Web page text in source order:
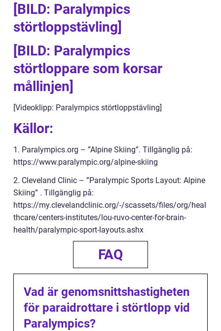
[BILD: Paralympics
störtloppstävling]
[BILD: Paralympics
störtloppare som korsar
mållinjen]
[Videoklipp: Paralympics störtloppstävling]
Källor:
1. Paralympics.org – ”Alpine Skiing”. Tillgänglig på:
https://www.paralympic.org/alpine-skiing
2. Cleveland Clinic – ”Paralympic Sports Layout: Alpine
Skiing” . Tillgänglig på:
https://my.clevelandclinic.org/-/scassets/files/org/heal
thcare/centers-institutes/lou-ruvo-center-for-brain-
health/paralympic-sport-layouts.ashx
FAQ
Vad är genomsnittshastigheten
för paraidrottare i störtlopp vid
Paralympics?